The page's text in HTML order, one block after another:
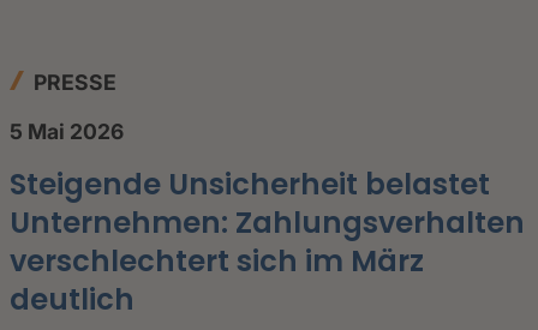
PRESSE
5 Mai 2026
Steigende Unsicherheit belastet
Unternehmen: Zahlungsverhalten
verschlechtert sich im März
deutlich